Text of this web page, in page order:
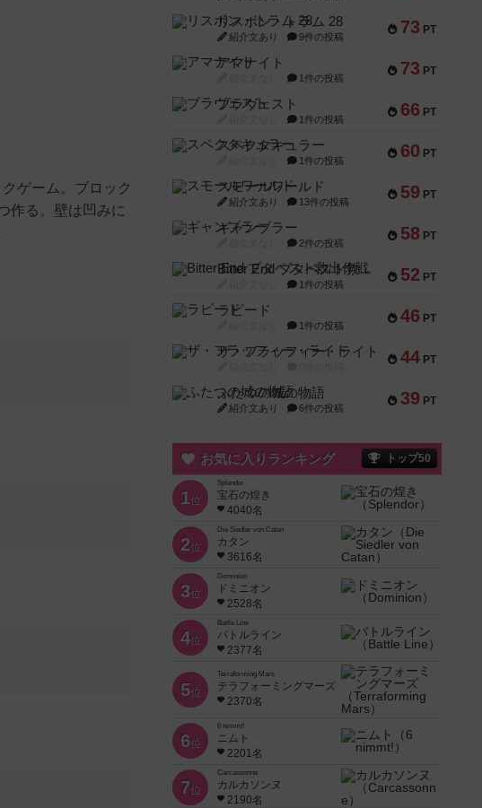
ゲーム。ブロック
作る。壁は凹みに
73 PT
リスボン・トラム 28
紹介文あり 9件の投稿
73 PT
アマナイト
1件の投稿
66 PT
ブラヴェスト
1件の投稿
60 PT
スペクタキュラー
1件の投稿
59 PT
スモールワールド
紹介文あり 13件の投稿
58 PT
ギャンブラー
2件の投稿
52 PT
Bitter End ブタペスト救出作戦
1件の投稿
46 PT
ラピード
1件の投稿
44 PT
ザ・フラッフィー・ライト
39 PT
ふたつの城の物語
紹介文あり 6件の投稿
お気に入りランキング トップ50
1位
Splendor
宝石の煌き
4040名
2位
Die Siedler von Catan
カタン
3616名
3位
Dominion
ドミニオン
2528名
4位
Battle Line
バトルライン
2377名
5位
Terraforming Mars
テラフォーミングマーズ
2370名
6位
6 nimmt!
ニムト
2201名
7位
Carcassonne
カルカソンヌ
2190名